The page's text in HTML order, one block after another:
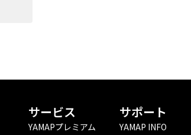
サービス
YAMAPプレミアム
サポート
YAMAP INFO